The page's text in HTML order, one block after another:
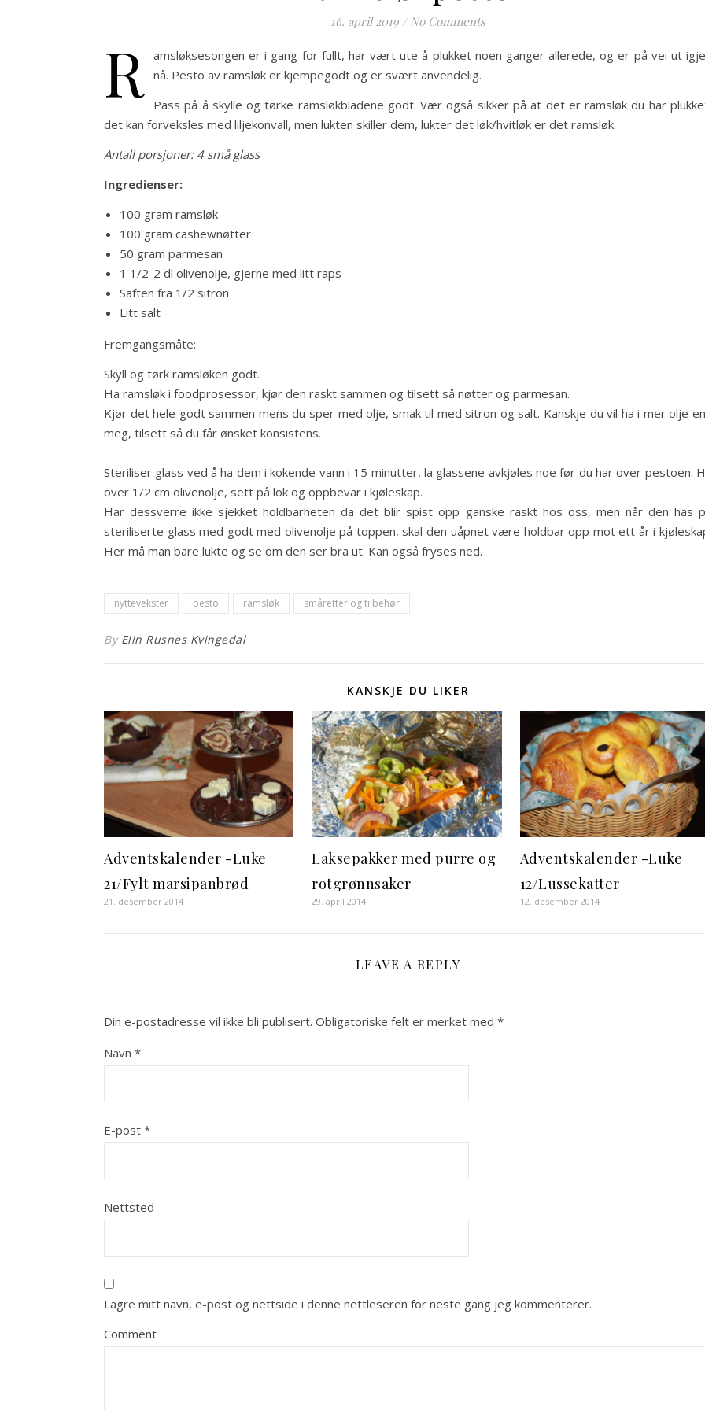
16. april 2019 / No Comments
R amsløksesongen er i gang for fullt, har vært ute å plukket noen ganger allerede, og er på vei ut
nå. Pesto av ramsløk er kjempegodt og er svært anvendelig.
Pass på å skylle og tørke ramsløkbladene godt. Vær også sikker på at det er ramsløk du har
det kan forveksles med liljekonvall, men lukten skiller dem, lukter det løk/hvitløk er det ramsløk.
Antall porsjoner: 4 små glass
Ingredienser:
100 gram ramsløk
100 gram cashewnøtter
50 gram parmesan
1 1/2-2 dl olivenolje, gjerne med litt raps
Saften fra 1/2 sitron
Litt salt
Fremgangsmåte:
Skyll og tørk ramsløken godt.
Ha ramsløk i foodprosessor, kjør den raskt sammen og tilsett så nøtter og parmesan.
Kjør det hele godt sammen mens du sper med olje, smak til med sitron og salt. Kanskje du vil ha i mer olje
meg, tilsett så du får ønsket konsistens.
Steriliser glass ved å ha dem i kokende vann i 15 minutter, la glassene avkjøles noe før du har over pestoen.
over 1/2 cm olivenolje, sett på lok og oppbevar i kjøleskap.
Har dessverre ikke sjekket holdbarheten da det blir spist opp ganske raskt hos oss, men når den has
steriliserte glass med godt med olivenolje på toppen, skal den uåpnet være holdbar opp mot ett år i
Her må man bare lukte og se om den ser bra ut. Kan også fryses ned.
nyttevekster pesto ramsløk småretter og tilbehør
By Elin Rusnes Kvingedal
KANSKJE DU LIKER
Adventskalender -Luke
21/Fylt marsipanbrød
21. desember 2014
Laksepakker med purre og
rotgrønnsaker
29. april 2014
Adventskalender -Luke
12/Lussekatter
12. desember 2014
LEAVE A REPLY
Din e-postadresse vil ikke bli publisert. Obligatoriske felt er merket med *
Navn *
E-post *
Nettsted
Lagre mitt navn, e-post og nettside i denne nettleseren for neste gang jeg kommenterer.
Comment